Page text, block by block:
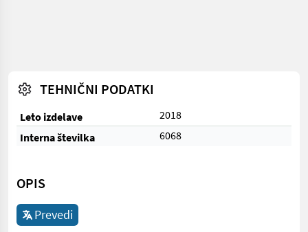
TEHNIČNI PODATKI
Leto izdelave
2018
Interna številka
6068
OPIS
Prevedi